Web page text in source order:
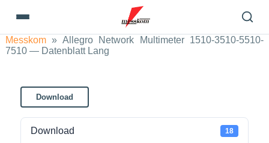
Messkom » Allegro Network Multimeter 1510-3510-5510-
7510 — Datenblatt Lang
Download
Download 18